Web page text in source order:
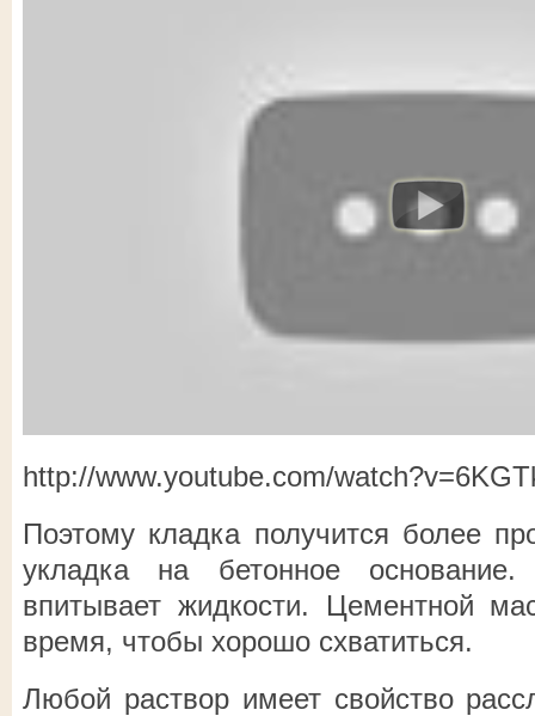
http://www.youtube.com/
Поэтому кладка получится более
укладка на бетонное
впитывает жидкости. Цементной
время, чтобы хорошо схватиться.
Любой раствор имеет свойство